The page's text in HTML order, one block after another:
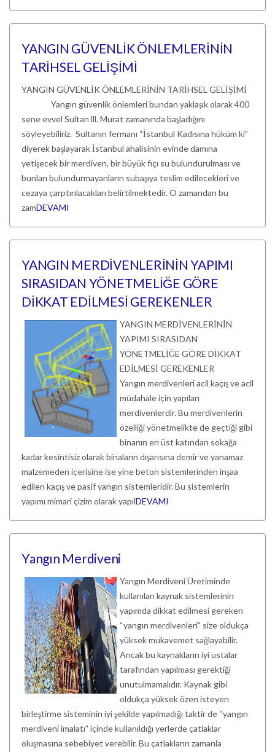
YANGIN GÜVENLİK ÖNLEMLERİNİN
TARİHSEL GELİŞİMİ
YANGIN GÜVENLİK ÖNLEMLERİNİN TARİHSEL GELİŞİMİ
Yangın güvenlik önlemleri bundan yaklaşık olarak 400
sene evvel Sultan lll. Murat zamanında başladığını
söyleyebiliriz. Sultanın fermanı “İstanbul Kadısına hüküm ki”
diyerek başlayarak İstanbul ahalisinin evinde damına
yetişecek bir merdiven, bir büyük fıçı su bulundurulması ve
bunları bulundurmayanların subaşıya teslim edilecekleri ve
cezaya çarptırılacakları belirtilmektedir. O zamandan bu
zamDEVAMI
YANGIN MERDİVENLERİNİN YAPIMI
SIRASIDAN YÖNETMELİĞE GÖRE
DİKKAT EDİLMESİ GEREKENLER
YANGIN MERDİVENLERİNİN
YAPIMI SIRASIDAN
YÖNETMELİĞE GÖRE DİKKAT
EDİLMESİ GEREKENLER
Yangın merdivenleri acil kaçış ve acil
müdahale için yapılan
merdivenlerdir. Bu merdivenlerin
özelliği yönetmelikte de geçtiği gibi
binanın en üst katından sokağa
kadar kesintisiz olarak binaların dışarısına demir ve yanamaz
malzemeden içerisine ise yine beton sistemlerinden inşaa
edilen kaçış ve pasif yangın sistemleridir. Bu sistemlerin
yapımı mimari çizim olarak yapılDEVAMI
Yangın Merdiveni
Yangın Merdiveni Üretiminde
kullanılan kaynak sistemlerinin
yapımda dikkat edilmesi gereken
“yangın merdivenleri” size oldukça
yüksek mukavemet sağlayabilir.
Ancak bu kaynakların iyi ustalar
tarafından yapılması gerektiği
unutulmamalıdır. Kaynak gibi
oldukça yüksek özen isteyen
birleştirme sisteminin iyi şekilde yapılmadığı taktir de “yangın
merdiveni imalatı” içinde kullanıldığı yerlerde çatlaklar
oluşmasına sebebiyet verebilir. Bu çatlakların zamanla